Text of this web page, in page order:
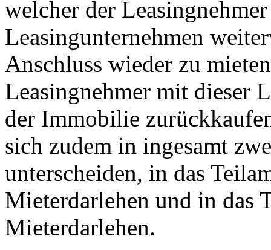
welcher der
Leasingunternehmen
Anschluss wieder zu
Leasingnehmer mit dieser
der Immobilie
sich zudem in ingesamt
unterscheiden, in das
Mieterdarlehen und in das
Mieterdarlehen.